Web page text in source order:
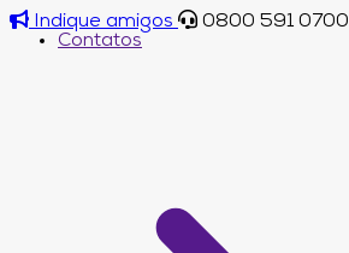
Indique amigos
0800 591 0700
Contatos